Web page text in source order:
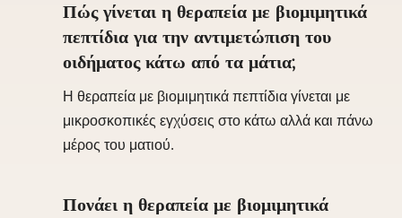
Πώς γίνεται η θεραπεία με βιομιμητικά
πεπτίδια για την αντιμετώπιση του
οιδήματος κάτω από τα μάτια;
Η θεραπεία με βιομιμητικά πεπτίδια γίνεται με
μικροσκοπικές εγχύσεις στο κάτω αλλά και πάνω
μέρος του ματιού.
Πονάει η θεραπεία με βιομιμητικά